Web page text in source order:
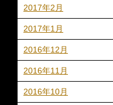
2017年2月
2017年1月
2016年12月
2016年11月
2016年10月